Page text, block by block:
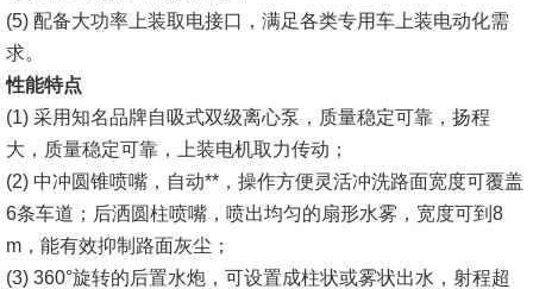
(5) 配备大功率上装取电接口，满足各类专用车上装电动化需
求。
性能特点
(1) 采用知名品牌自吸式双级离心泵，质量稳定可靠，扬程
大，质量稳定可靠，上装电机取力传动；
(2) 中冲圆锥喷嘴，自动**，操作方便灵活冲洗路面宽度可覆盖
6条车道；后洒圆柱喷嘴，喷出均匀的扇形水雾，宽度可到8
m，能有效抑制路面灰尘；
(3) 360°旋转的后置水炮，可设置成柱状或雾状出水，射程超